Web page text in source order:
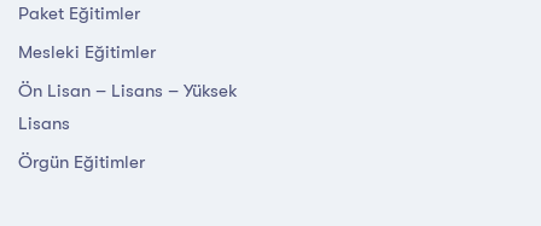
Paket Eğitimler
Mesleki Eğitimler
Ön Lisan – Lisans – Yüksek
Lisans
Örgün Eğitimler